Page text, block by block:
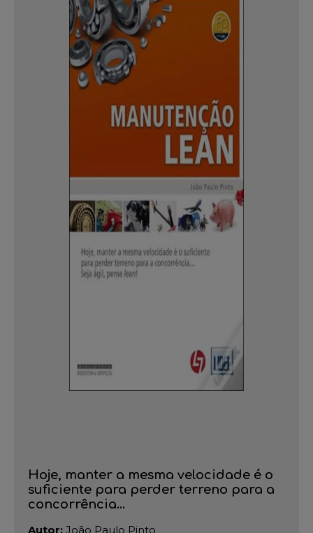
Hoje, manter a mesma velocidade é o
suficiente para perder terreno para a
concorrência...
Autor: João Paulo Pinto